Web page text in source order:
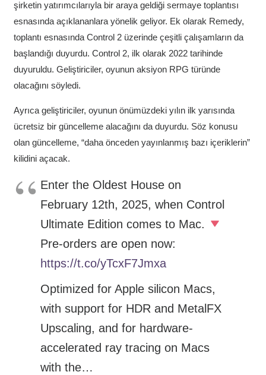
şirketin yatırımcılarıyla bir araya geldiği sermaye toplantısı
esnasında açıklananlara yönelik geliyor. Ek olarak Remedy,
toplantı esnasında Control 2 üzerinde çeşitli çalışamların da
başlandığı duyurdu. Control 2, ilk olarak 2022 tarihinde
duyuruldu. Geliştiriciler, oyunun aksiyon RPG türünde
olacağını söyledi.
Ayrıca geliştiriciler, oyunun önümüzdeki yılın ilk yarısında
ücretsiz bir güncelleme alacağını da duyurdu. Söz konusu
olan güncelleme, “daha önceden yayınlanmış bazı içeriklerin”
kilidini açacak.
Enter the Oldest House on
February 12th, 2025, when Control
Ultimate Edition comes to Mac.
Pre-orders are open now:
https://t.co/yTcxF7Jmxa
Optimized for Apple silicon Macs,
with support for HDR and MetalFX
Upscaling, and for hardware-
accelerated ray tracing on Macs
with the…